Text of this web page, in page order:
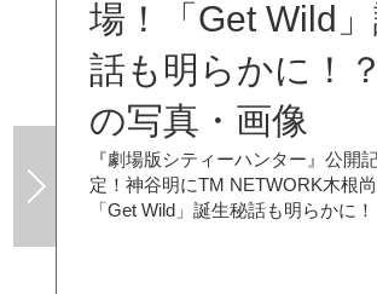
場！「Get Wild
話も明らかに！
の写真・画像
『劇場版シティーハンター』公開
定！神谷明にTM NETWORK木根尚
「Get Wild」誕生秘話も明らかに！